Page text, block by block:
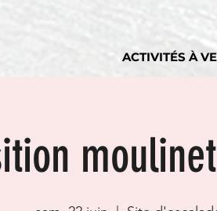
ACTIVITÉS À